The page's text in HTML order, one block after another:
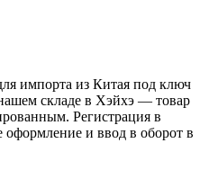
импорта из Китая под ключ
складе в Хэйхэ — товар
Регистрация в
и ввод в оборот в